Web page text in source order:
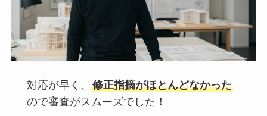
対応が早く、 修正指摘がほとんどなかった
ので審査がスムーズでした！